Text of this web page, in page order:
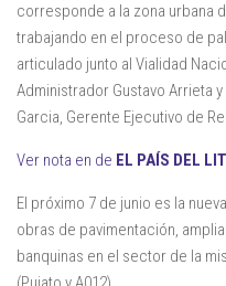
corresponde a la zona urbana
trabajando en el proceso de
articulado junto al Vialidad
Administrador Gustavo Arrieta
Garcia, Gerente Ejecutivo de
Ver nota en de EL PAÍS DEL
El próximo 7 de junio es la
obras de pavimentación,
banquinas en el sector de la